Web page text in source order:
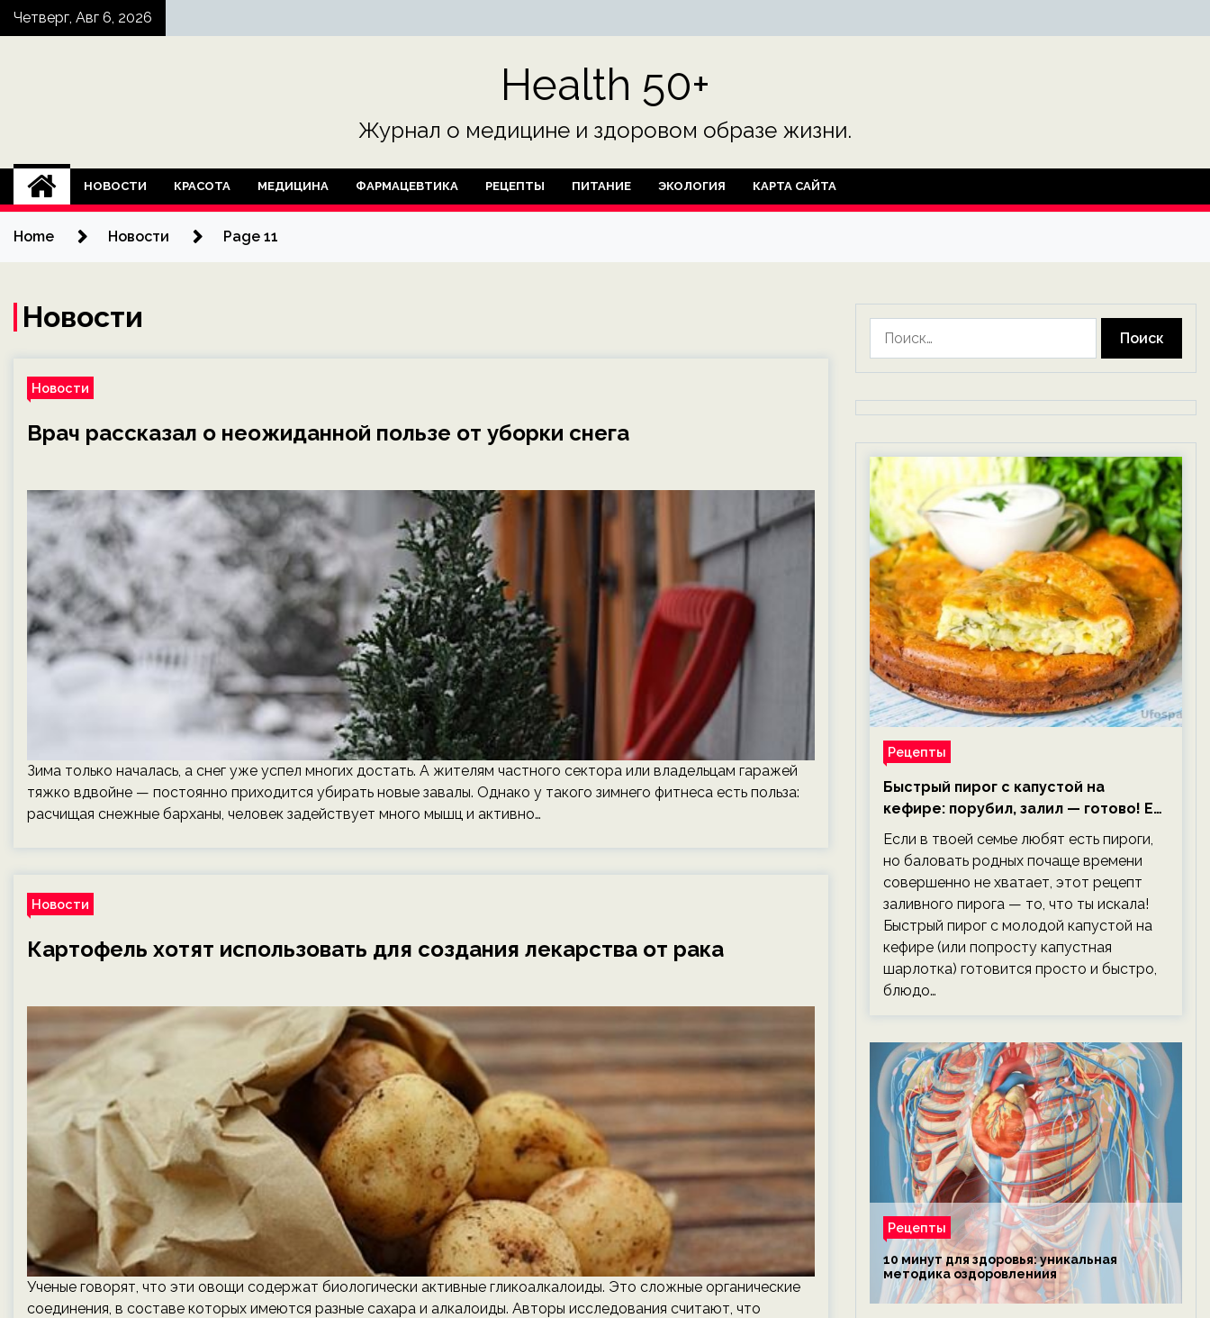
SkipЧетверг, Авг 6, 2026
Health 50+
Журнал о медицине и здоровом образе жизни.
НОВОСТИ КРАСОТА МЕДИЦИНА ФАРМАЦЕВТИКА РЕЦЕПТЫ ПИТАНИЕ ЭКОЛОГИЯ КАРТА САЙТА
Home Новости Page 11
Новости
Новости
Врач рассказал о неожиданной пользе от уборки снега
Зима только началась, а снег уже успел многих достать. А жителям частного сектора или владельцам гаражей
тяжко вдвойне — постоянно приходится убирать новые завалы. Однако у такого зимнего фитнеса есть польза:
расчищая снежные барханы, человек задействует много мышц и активно…
Новости
Картофель хотят использовать для создания лекарства от рака
Ученые говорят, что эти овощи содержат биологически активные гликоалкалоиды. Это сложные органические
соединения, в составе которых имеются разные сахара и алкалоиды. Авторы исследования считают, что
Рецепты
Быстрый пирог с капустой на
кефире: порубил, залил — готово! Ем,
не тревожась о фигуре!
Если в твоей семье любят есть пироги,
но баловать родных почаще времени
совершенно не хватает, этот рецепт
заливного пирога — то, что ты искала!
Быстрый пирог с молодой капустой на
кефире (или попросту капустная
шарлотка) готовится просто и быстро,
блюдо…
Рецепты
10 минут для здоровья: уникальная
методика оздоровлениия